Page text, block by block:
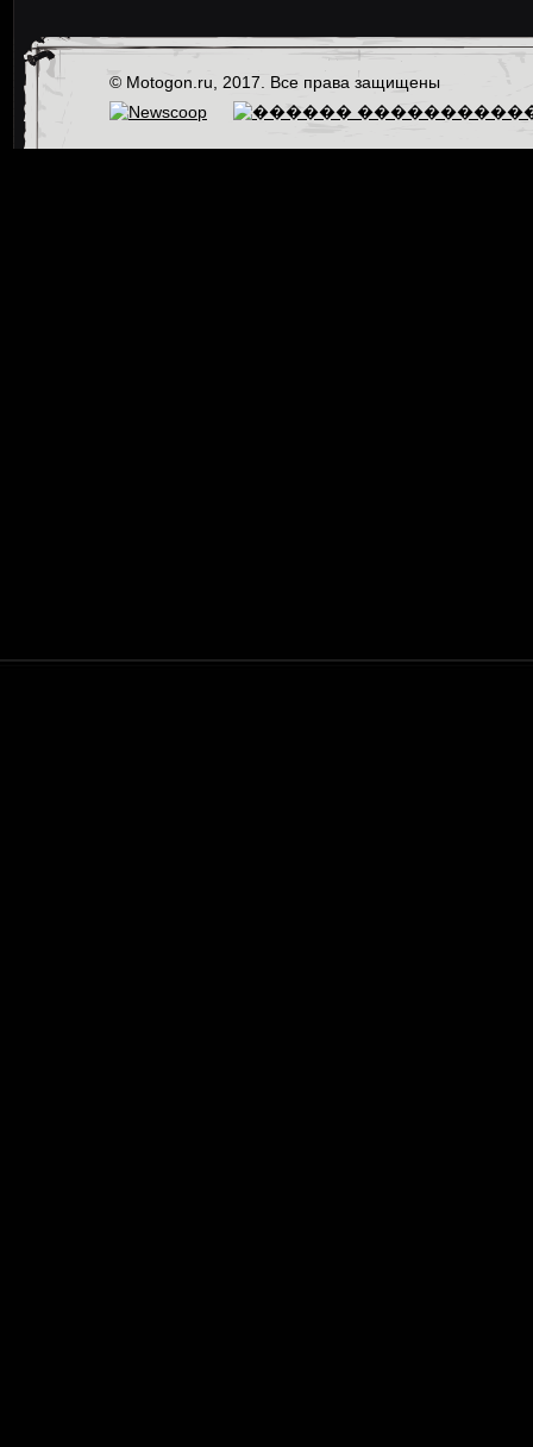
© Motogon.ru, 2017. Все права защищены